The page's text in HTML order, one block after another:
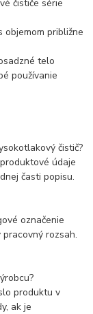
čističe série
približne
telo
používanie
čistič?
údaje
časti popisu.
označenie
rozsah.
produktu v
ak je